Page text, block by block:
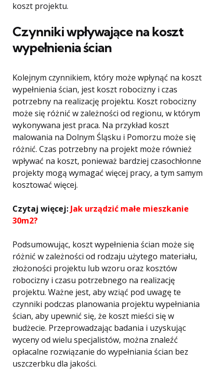
koszt projektu.
Czynniki wpływające na koszt
wypełnienia ścian
Kolejnym czynnikiem, który może wpłynąć na koszt
wypełnienia ścian, jest koszt robocizny i czas
potrzebny na realizację projektu. Koszt robocizny
może się różnić w zależności od regionu, w którym
wykonywana jest praca. Na przykład koszt
malowania na Dolnym Śląsku i Pomorzu może się
różnić. Czas potrzebny na projekt może również
wpływać na koszt, ponieważ bardziej czasochłonne
projekty mogą wymagać więcej pracy, a tym samym
kosztować więcej.
Czytaj więcej: Jak urządzić małe mieszkanie
30m2?
Podsumowując, koszt wypełnienia ścian może się
różnić w zależności od rodzaju użytego materiału,
złożoności projektu lub wzoru oraz kosztów
robocizny i czasu potrzebnego na realizację
projektu. Ważne jest, aby wziąć pod uwagę te
czynniki podczas planowania projektu wypełniania
ścian, aby upewnić się, że koszt mieści się w
budżecie. Przeprowadzając badania i uzyskując
wyceny od wielu specjalistów, można znaleźć
opłacalne rozwiązanie do wypełniania ścian bez
uszczerbku dla jakości.